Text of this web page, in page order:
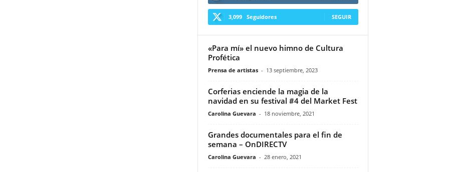
3,099 Seguidores SEGUIR
«Para mí» el nuevo himno de Cultura
Profética
Prensa de artistas - 13 septiembre, 2023
Corferias enciende la magia de la
navidad en su festival #4 del Market Fest
Carolina Guevara - 18 noviembre, 2021
Grandes documentales para el fin de
semana – OnDIRECTV
Carolina Guevara - 28 enero, 2021